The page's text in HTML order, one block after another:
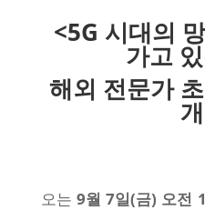
<5G 시대의
가고
해외 전문가
오는 9월 7일(금) 오전